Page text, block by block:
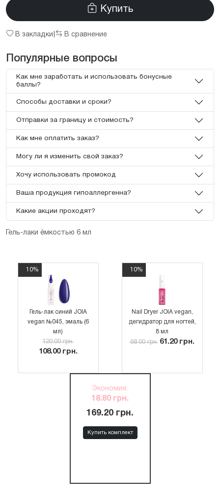
Купить
В закладки В сравнение
Популярные вопросы
Как мне заработать и использовать бонусные
баллы?
Способы доставки и сроки?
Отправки за границу и стоимость?
Как мне оплатить заказ?
Могу ли я изменить свой заказ?
Хочу использовать промокод
Ваша продукция гипоаллергенна?
Какие акции проходят?
Гель-лаки ёмкостью 6 мл
10%
Гель-лак синий JOIA
vegan №045, эмаль (6
мл)
120.00 грн.
108.00 грн.
10%
Nail Dryer JOIA vegan,
дегидратор для ногтей,
8 мл
68.00 грн. 61.20 грн.
Экономия:
18.80 грн.
169.20 грн.
Купить комплект